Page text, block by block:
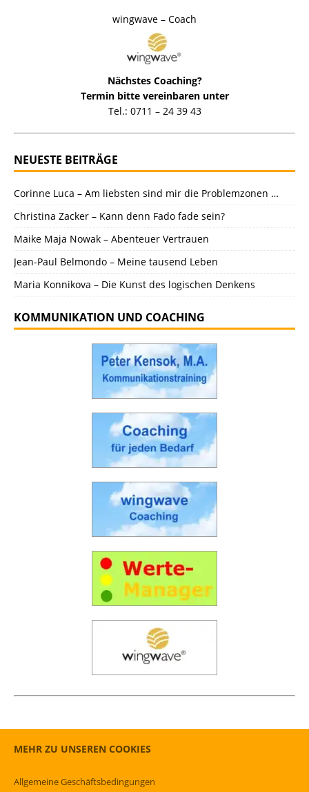
wingwave – Coach
Nächstes Coaching?
Termin bitte vereinbaren unter
Tel.: 0711 – 24 39 43
NEUESTE BEITRÄGE
Corinne Luca – Am liebsten sind mir die Problemzonen …
Christina Zacker – Kann denn Fado fade sein?
Maike Maja Nowak – Abenteuer Vertrauen
Jean-Paul Belmondo – Meine tausend Leben
Maria Konnikova – Die Kunst des logischen Denkens
KOMMUNIKATION UND COACHING
MEHR ZU UNSEREN COOKIES
Allgemeine Geschäftsbedingungen